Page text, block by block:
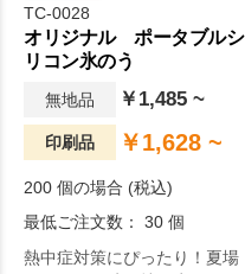
TC-0028
オリジナル ポータブルシ
リコン氷のう
無地品 ￥1,485 ~
印刷品 ￥1,628 ~
200 個の場合 (税込)
最低ご注文数： 30 個
熱中症対策にぴったり！夏場